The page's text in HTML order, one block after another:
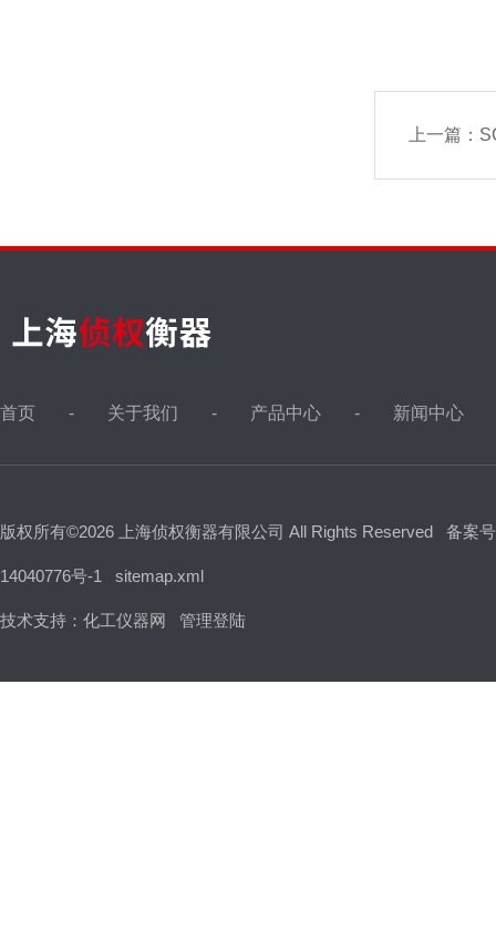
上一篇：
首页 关于我们 产品中心 新闻中心
版权所有©2026 上海侦权衡器有限公司 All Rights Reserved 备案
14040776号-1 sitemap.xml
技术支持： 化工仪器网 管理登陆